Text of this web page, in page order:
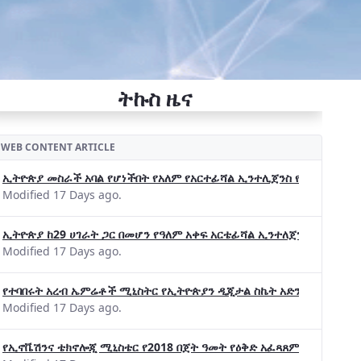
ትኩስ ዜና
WEB CONTENT ARTICLE
ኢትዮጵያ መስራች አባል የሆነችበት የአለም የአርተፊሻል ኢንተሊጀንስ የትብብር
Modified 17 Days ago.
ኢትዮጵያ ከ29 ሀገራት ጋር በመሆን የዓለም አቀፍ አርቴፊሻል ኢንተለጀንስ ትብብር
Modified 17 Days ago.
የተባበሩት አረብ ኤምሬቶች ሚኒስትር የኢትዮጵያን ዲጂታል ስኬት አድንቀዋል
Modified 17 Days ago.
የኢኖቬሽንና ቴክኖሎጂ ሚኒስቴር የ2018 በጀት ዓመት የዕቅድ አፈጻጸምና የቀጣይ